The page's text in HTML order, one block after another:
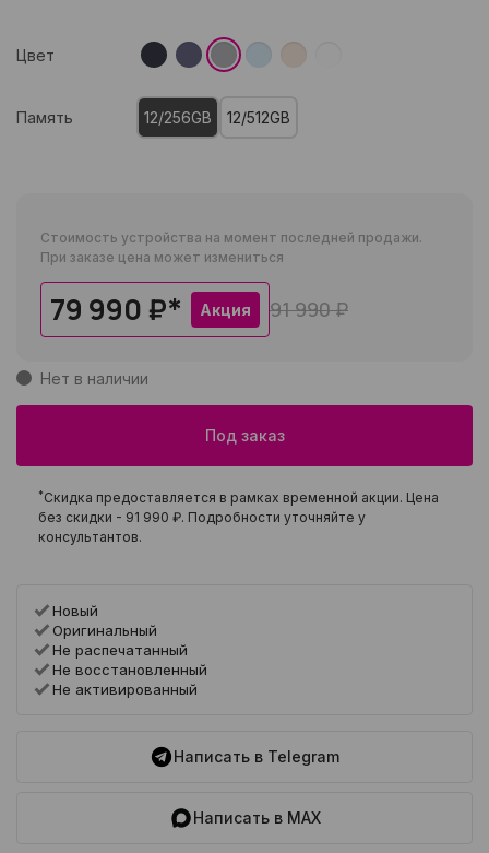
Цвет
Память 12/256GB 12/512GB
Стоимость устройства на момент последней продажи.
При заказе цена может измениться
79 990 ₽* Акция 91 990 ₽
Нет в наличии
Под заказ
*Скидка предоставляется в рамках временной акции. Цена
без скидки - 91 990 ₽. Подробности уточняйте у
консультантов.
Новый
Оригинальный
Не распечатанный
Не восстановленный
Не активированный
Написать в Telegram
Написать в MAX